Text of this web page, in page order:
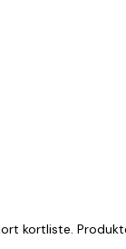
kortliste.